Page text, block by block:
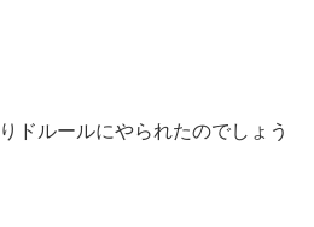
ドルールにやられたのでしょう